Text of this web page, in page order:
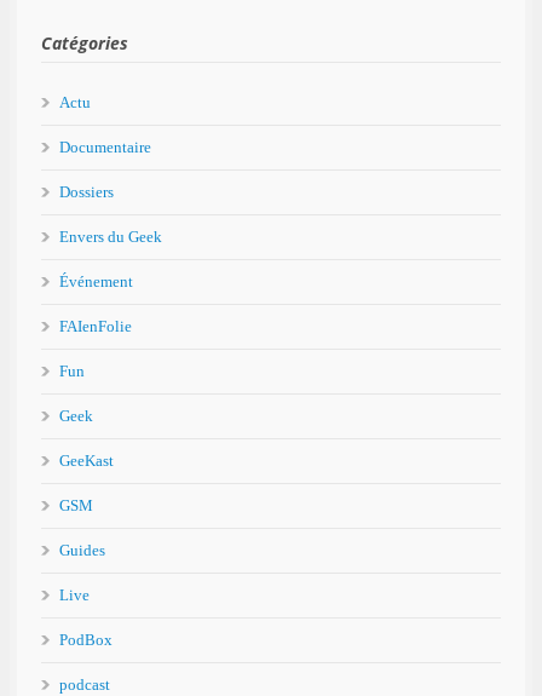
Catégories
Actu
Documentaire
Dossiers
Envers du Geek
Événement
FAIenFolie
Fun
Geek
GeeKast
GSM
Guides
Live
PodBox
podcast